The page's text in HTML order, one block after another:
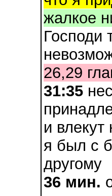
жалкое
Господи
26,29
31:35
и влекут
я был с
другому
36 мин.